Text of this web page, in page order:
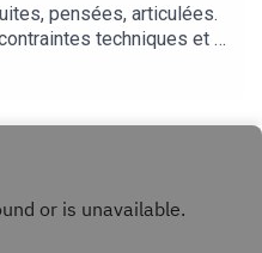
pensées, articulées.
techniques et à
sont ces secrets des
de fabrication, que
Jean-Baptiste Noé